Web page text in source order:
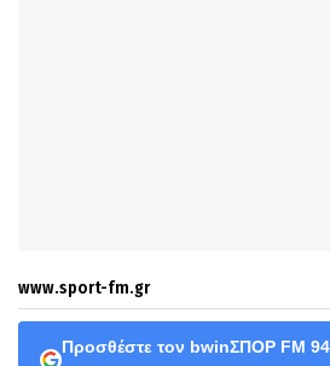
www.sport-fm.gr
Προσθέστε τον bwinΣΠΟΡ FM